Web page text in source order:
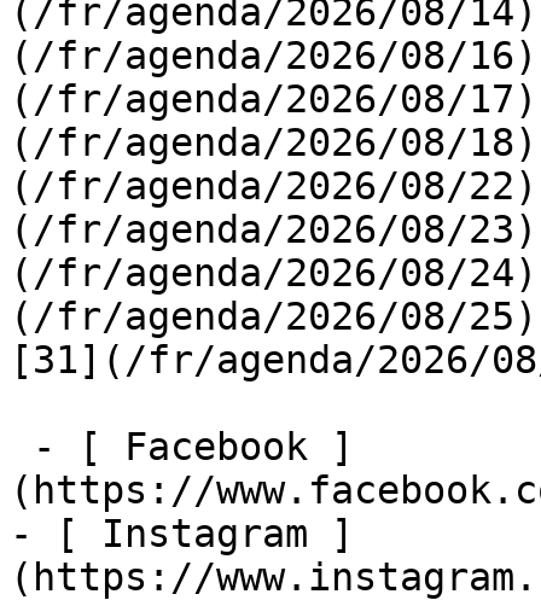
(/fr/agenda/2026/08/
(/fr/agenda/2026/08/
(/fr/agenda/2026/08/
(/fr/agenda/2026/08/
(/fr/agenda/2026/08/
(/fr/agenda/2026/08/
(/fr/agenda/2026/08/
(/fr/agenda/2026/08/
[31](/fr/agenda/
(https://
- [ Instagram ]
(https://